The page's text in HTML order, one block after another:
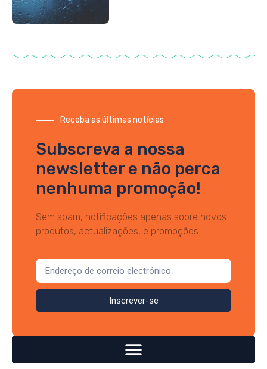
Receba as últimas notícias
Subscreva a nossa
newsletter e não perca
nenhuma promoção!
Sem spam, notificações apenas sobre novos
produtos, actualizações, e promoções.
Inscrever-se